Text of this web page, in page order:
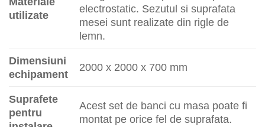
utilizate
electrostatic. Sezutul si suprafata
mesei sunt realizate din rigle de
lemn.
Dimensiuni
echipament
2000 x 2000 x 700 mm
Suprafete
pentru
Acest set de banci cu masa poate fi
montat pe orice fel de suprafata.